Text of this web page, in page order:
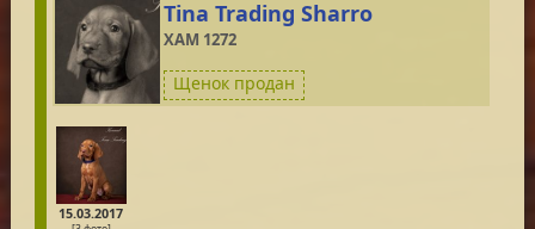
Tina Trading Sharro
XAM 1272
Щенок продан
15.03.2017